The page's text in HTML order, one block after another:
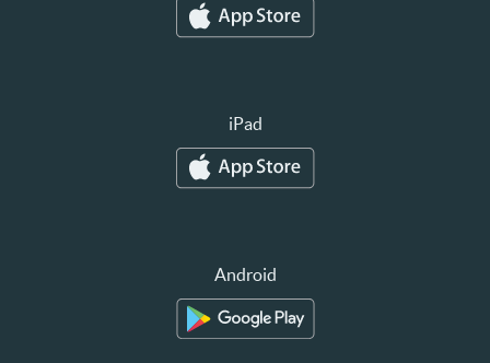
iPad
Android